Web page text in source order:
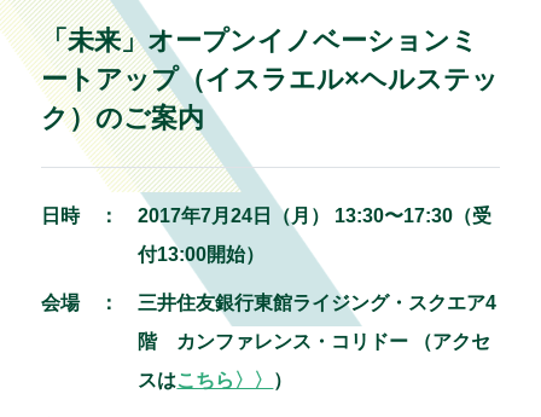
「未来」オープンイノベーションミ
ートアップ（イスラエル×ヘルステッ
ク）のご案内
日時 ：
2017年7月24日（月） 13:30〜17:30（受
付13:00開始）
会場 ：
三井住友銀行東館ライジング・スクエア4
階 カンファレンス・コリドー
（アクセ
スはこちら〉〉 ）